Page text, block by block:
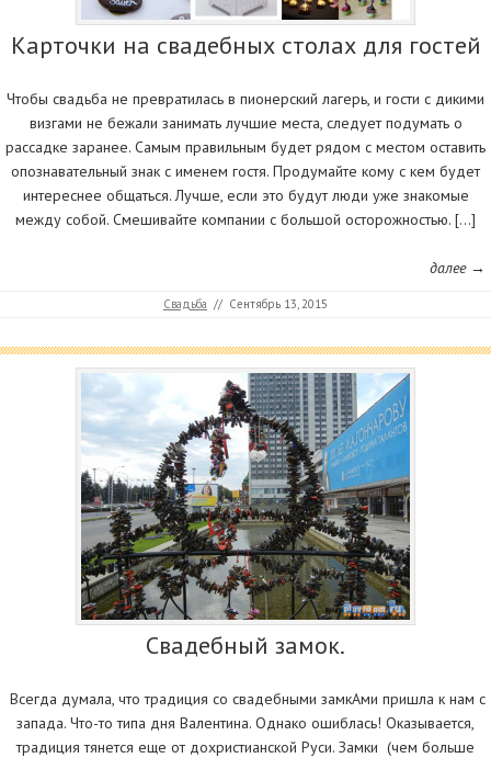
Карточки на свадебных столах для гостей
Чтобы свадьба не превратилась в пионерский лагерь, и гости с дикими
визгами не бежали занимать лучшие места, следует подумать о
рассадке заранее. Самым правильным будет рядом с местом оставить
опознавательный знак с именем гостя. Продумайте кому с кем будет
интереснее общаться. Лучше, если это будут люди уже знакомые
между собой. Смешивайте компании с большой осторожностью. […]
далее →
Свадьба // Сентябрь 13, 2015
Свадебный замок.
Всегда думала, что традиция со свадебными замкАми пришла к нам с
запада. Что-то типа дня Валентина. Однако ошиблась! Оказывается,
традиция тянется еще от дохристианской Руси. Замки (чем больше